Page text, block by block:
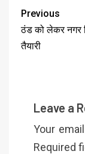
Previous
ठंड को लेकर नगर
तैयारी
Leave a
Your
Required